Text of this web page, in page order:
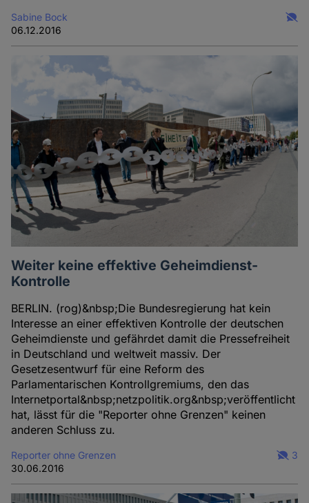
Sabine Bock
06.12.2016
Weiter keine effektive Geheimdienst-
Kontrolle
BERLIN. (rog)&nbsp;Die Bundesregierung hat kein
Interesse an einer effektiven Kontrolle der deutschen
Geheimdienste und gefährdet damit die Pressefreiheit
in Deutschland und weltweit massiv. Der
Gesetzesentwurf für eine Reform des
Parlamentarischen Kontrollgremiums, den das
Internetportal&nbsp;netzpolitik.org&nbsp;veröffentlicht
hat, lässt für die "Reporter ohne Grenzen" keinen
anderen Schluss zu.
Reporter ohne Grenzen
30.06.2016
3